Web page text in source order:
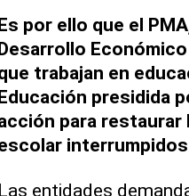
por ello que el
trabajan en
presidida
para restaurar
Las entidades